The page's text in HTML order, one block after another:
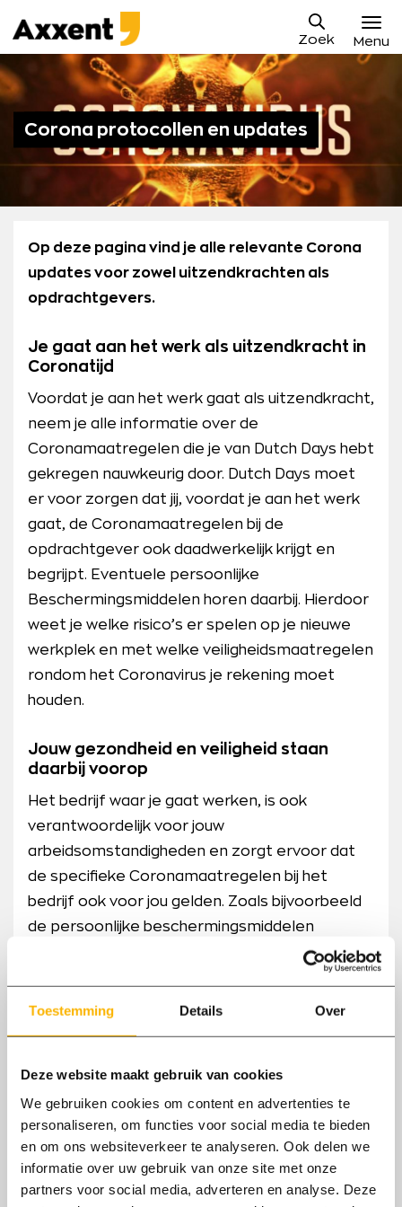
Toestemming Details Over
Deze website maakt gebruik van cookies
We gebruiken cookies om content en advertenties te
personaliseren, om functies voor social media te bieden
en om ons websiteverkeer te analyseren. Ook delen we
informatie over uw gebruik van onze site met onze
partners voor social media, adverteren en analyse. Deze
naar
content
Axxent
B.V.
Zoek Menu
Vacatures
Sollicitatieproces
Waarom Axxent
Blog
Contact
Corona protocollen en updates
Op deze pagina vind je alle relevante Corona
updates voor zowel uitzendkrachten als
opdrachtgevers.
Je gaat aan het werk als uitzendkracht in
Coronatijd
Voordat je aan het werk gaat als uitzendkracht,
neem je alle informatie over de
Coronamaatregelen die je van Dutch Days hebt
gekregen nauwkeurig door. Dutch Days moet
er voor zorgen dat jij, voordat je aan het werk
gaat, de Coronamaatregelen bij de
opdrachtgever ook daadwerkelijk krijgt en
begrijpt. Eventuele persoonlijke
Beschermingsmiddelen horen daarbij. Hierdoor
weet je welke risico’s er spelen op je nieuwe
werkplek en met welke veiligheidsmaatregelen
rondom het Coronavirus je rekening moet
houden.
Jouw gezondheid en veiligheid staan
daarbij voorop
Het bedrijf waar je gaat werken, is ook
verantwoordelijk voor jouw
arbeidsomstandigheden en zorgt ervoor dat
de specifieke Coronamaatregelen bij het
bedrijf ook voor jou gelden. Zoals bijvoorbeeld
de persoonlijke beschermingsmiddelen
specifiek voor de Coronamaatregelen.
je wast regelmatig je handen met water en
je hoest en niest aan de binnenkant van je
elleboog;
je gebruikt papieren zakdoekjes;
je schudt nu geen handen;
je houdt voldoende afstand tot je